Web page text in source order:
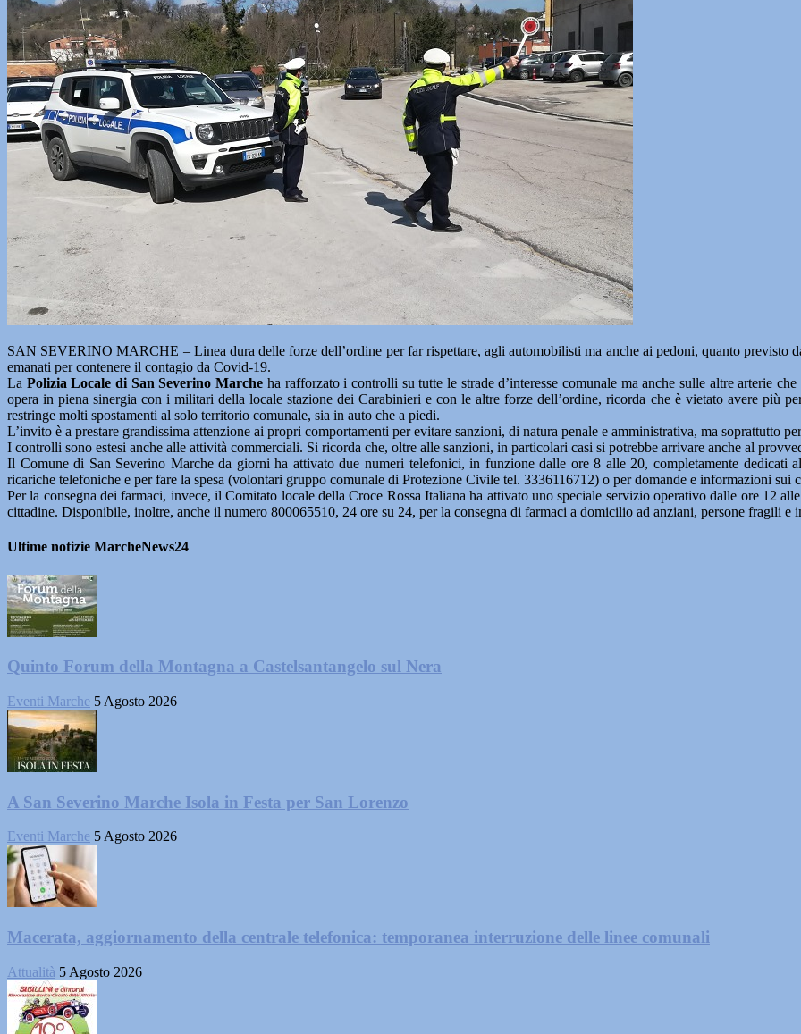
SAN SEVERINO MARCHE – Linea dura delle forze dell’ordine per far rispettare, agli automobilisti ma anche ai pedoni, quanto previsto
emanati per contenere il contagio da Covid-19.
La Polizia Locale di San Severino Marche ha rafforzato i controlli su tutte le strade d’interesse comunale ma anche sulle altre arterie
opera in piena sinergia con i militari della locale stazione dei Carabinieri e con le altre forze dell’ordine, ricorda che è vietato avere più
restringe molti spostamenti al solo territorio comunale, sia in auto che a piedi.
L’invito è a prestare grandissima attenzione ai propri comportamenti per evitare sanzioni, di natura penale e amministrativa, ma soprattutto
I controlli sono estesi anche alle attività commerciali. Si ricorda che, oltre alle sanzioni, in particolari casi si potrebbe arrivare anche al
Il Comune di San Severino Marche da giorni ha attivato due numeri telefonici, in funzione dalle ore 8 alle 20, completamente dedicati
ricariche telefoniche e per fare la spesa (volontari gruppo comunale di Protezione Civile tel. 3336116712) o per domande e informazioni sui
Per la consegna dei farmaci, invece, il Comitato locale della Croce Rossa Italiana ha attivato uno speciale servizio operativo dalle ore 12
cittadine. Disponibile, inoltre, anche il numero 800065510, 24 ore su 24, per la consegna di farmaci a domicilio ad anziani, persone fragili e
Ultime notizie MarcheNews24
Quinto Forum della Montagna a Castelsantangelo sul Nera
Eventi Marche 5 Agosto 2026
A San Severino Marche Isola in Festa per San Lorenzo
Eventi Marche 5 Agosto 2026
Macerata, aggiornamento della centrale telefonica: temporanea interruzione delle linee comunali
Attualità 5 Agosto 2026